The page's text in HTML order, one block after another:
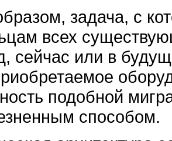
задача, с
всех
сейчас или в
подобной
способом.